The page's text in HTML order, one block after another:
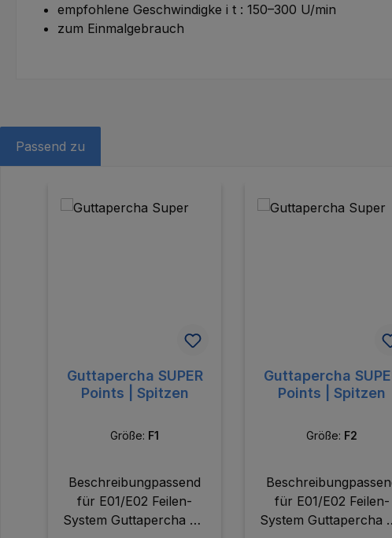
empfohlene Geschwindigke i t : 150–300 U/min
zum Einmalgebrauch
Passend zu
Guttapercha SUPER
Points | Spitzen
Größe: F1
Beschreibungpassend
für E01/E02 Feilen-
System Guttapercha mit
Guttapercha
Points | Spitzen
Größe: F2
für E01/E02 Feilen-
System Guttapercha